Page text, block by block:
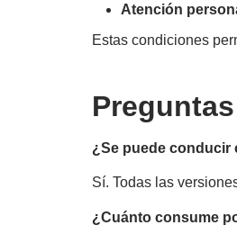
Atención
Estas condiciones
¿Se puede conducir
Sí. Todas las
¿Cuánto consume